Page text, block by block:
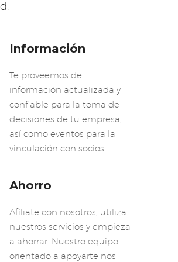
Información
Te proveemos de
información actualizada y
confiable para la toma de
decisiones de tu empresa,
así como eventos para la
vinculación con socios.
Ahorro
Afíliate con nosotros, utiliza
nuestros servicios y empieza
a ahorrar. Nuestro equipo
orientado a apoyarte nos